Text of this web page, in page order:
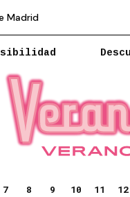
Madrid
7 8 9 10 11 12